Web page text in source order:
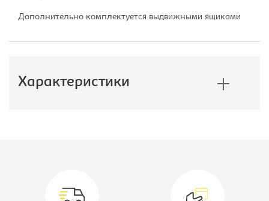
Дополнительно комплектуется выдвижными ящиками
Характеристики